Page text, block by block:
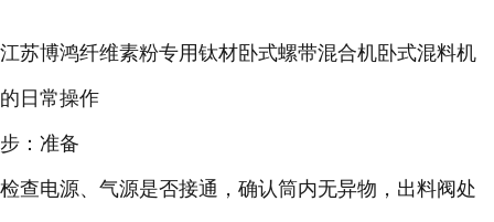
江苏博鸿纤维素粉专用钛材卧式螺带混合机卧式混料机
的日常操作
步：准备
检查电源、气源是否接通，确认筒内无异物，出料阀处